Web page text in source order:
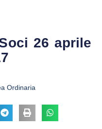
26 aprile
Ordinaria